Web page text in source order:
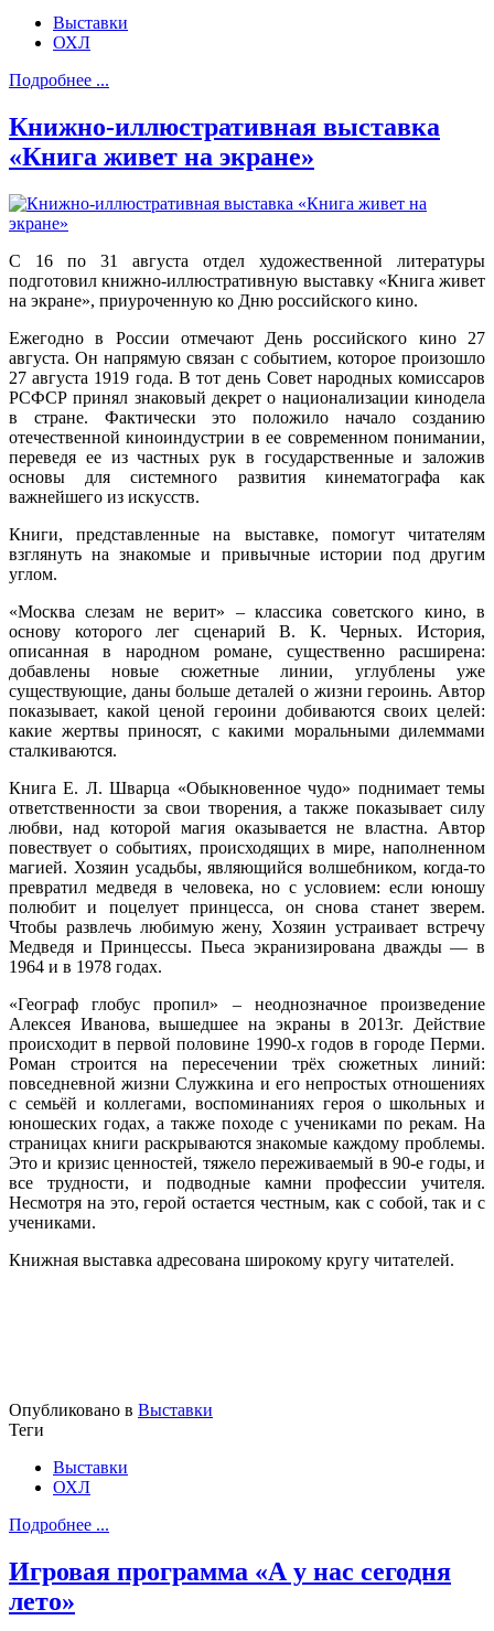
Выставки
ОХЛ
Подробнее ...
Книжно-иллюстративная выставка
«Книга живет на экране»
С 16 по 31 августа отдел художественной литературы
подготовил книжно-иллюстративную выставку «Книга живет
на экране», приуроченную ко Дню российского кино.
Ежегодно в России отмечают День российского кино 27
августа. Он напрямую связан с событием, которое произошло
27 августа 1919 года. В тот день Совет народных комиссаров
РСФСР принял знаковый декрет о национализации кинодела
в стране. Фактически это положило начало созданию
отечественной киноиндустрии в ее современном понимании,
переведя ее из частных рук в государственные и заложив
основы для системного развития кинематографа как
важнейшего из искусств.
Книги, представленные на выставке, помогут читателям
взглянуть на знакомые и привычные истории под другим
углом.
«Москва слезам не верит» – классика советского кино, в
основу которого лег сценарий В. К. Черных. История,
описанная в народном романе, существенно расширена:
добавлены новые сюжетные линии, углублены уже
существующие, даны больше деталей о жизни героинь. Автор
показывает, какой ценой героини добиваются своих целей:
какие жертвы приносят, с какими моральными дилеммами
сталкиваются.
Книга Е. Л. Шварца «Обыкновенное чудо» поднимает темы
ответственности за свои творения, а также показывает силу
любви, над которой магия оказывается не властна. Автор
повествует о событиях, происходящих в мире, наполненном
магией. Хозяин усадьбы, являющийся волшебником, когда-то
превратил медведя в человека, но с условием: если юношу
полюбит и поцелует принцесса, он снова станет зверем.
Чтобы развлечь любимую жену, Хозяин устраивает встречу
Медведя и Принцессы. Пьеса экранизирована дважды — в
1964 и в 1978 годах.
«Географ глобус пропил» – неоднозначное произведение
Алексея Иванова, вышедшее на экраны в 2013г. Действие
происходит в первой половине 1990-х годов в городе Перми.
Роман строится на пересечении трёх сюжетных линий:
повседневной жизни Служкина и его непростых отношениях
с семьёй и коллегами, воспоминаниях героя о школьных и
юношеских годах, а также походе с учениками по рекам. На
страницах книги раскрываются знакомые каждому проблемы.
Это и кризис ценностей, тяжело переживаемый в 90-е годы, и
все трудности, и подводные камни профессии учителя.
Несмотря на это, герой остается честным, как с собой, так и с
учениками.
Книжная выставка адресована широкому кругу читателей.
Опубликовано в Выставки
Теги
Выставки
ОХЛ
Подробнее ...
Игровая программа «А у нас сегодня
лето»